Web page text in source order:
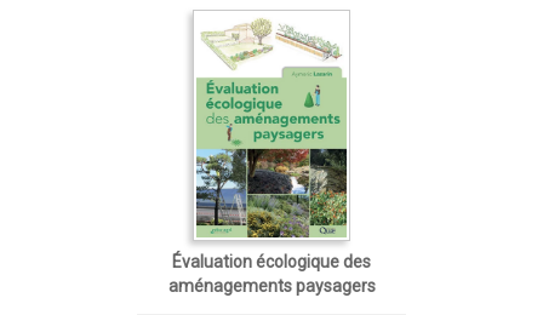
Évaluation écologique des
aménagements paysagers